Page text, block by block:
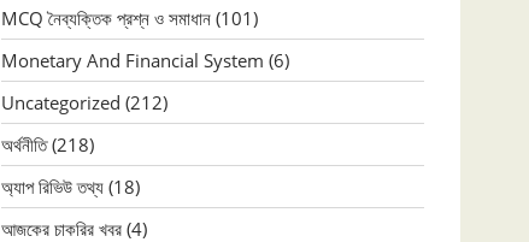
MCQ নৈব্যক্তিক প্রশ্ন ও সমাধান (101)
Monetary And Financial System (6)
Uncategorized (212)
অর্থনীতি(218)
অ্যাপ রিভিউ তথ্য (18)
আজকের চাকরির খবর (4)